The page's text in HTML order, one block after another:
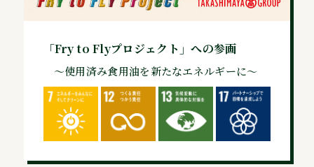
「Fry to Flyプロジェクト」への参画
～使用済み食用油を新たなエネルギーに～